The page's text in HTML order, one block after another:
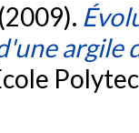
argile